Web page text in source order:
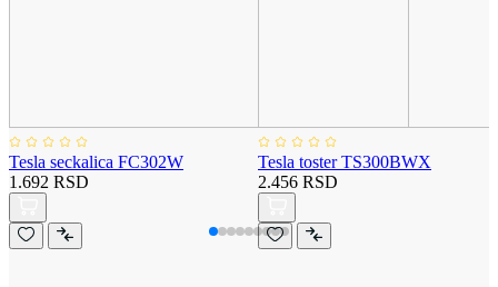
Tesla seckalica FC302W
1.692 RSD
Tesla toster TS300BWX
2.456 RSD